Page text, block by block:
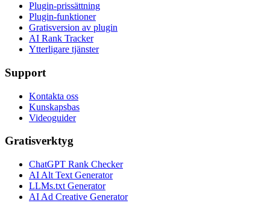
Plugin-prissättning
Plugin-funktioner
Gratisversion av plugin
AI Rank Tracker
Ytterligare tjänster
Support
Kontakta oss
Kunskapsbas
Videoguider
Gratisverktyg
ChatGPT Rank Checker
AI Alt Text Generator
LLMs.txt Generator
AI Ad Creative Generator